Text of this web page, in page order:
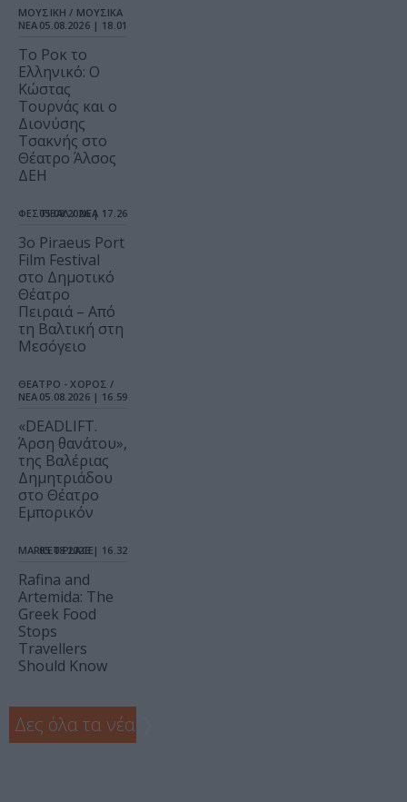
ΜΟΥΣΙΚΗ / ΜΟΥΣΙΚΑ
ΝΕΑ 05.08.2026 | 18.01
Το Ροκ το
Ελληνικό: Ο
Κώστας
Τουρνάς και ο
Διονύσης
Τσακνής στο
Θέατρο Άλσος
ΔΕΗ
ΦΕΣΤΙΒΑΛ / ΝΕΑ
05.08.2026 | 17.26
3o Piraeus Port
Film Festival
στο Δημοτικό
Θέατρο
Πειραιά – Από
τη Βαλτική στη
Μεσόγειο
ΘΕΑΤΡΟ - ΧΟΡΟΣ /
ΝΕΑ 05.08.2026 | 16.59
«DEADLIFT.
Άρση θανάτου»,
της Βαλέριας
Δημητριάδου
στο Θέατρο
Εμπορικόν
MARKET PLACE
05.08.2026 | 16.32
Rafina and
Artemida: The
Greek Food
Stops
Travellers
Should Know
Δες όλα τα νέα